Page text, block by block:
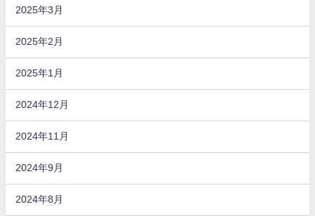
2025年3月
2025年2月
2025年1月
2024年12月
2024年11月
2024年9月
2024年8月